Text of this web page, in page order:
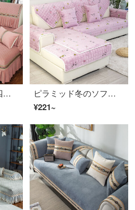
ソファクッション四季通用の滑り止めヨーロッパ式ソファカバー北欧冬毛绒クッション厚い冬散歩-ピンクの布芸ソファー(380-350 CM)現物コース
ピラミッド冬のソファマットセット厚いソファカバーカバー北欧滑り止めソファタオル背中カバー毛绒ソファクッション45*45 cm抱き枕カバー
¥221~